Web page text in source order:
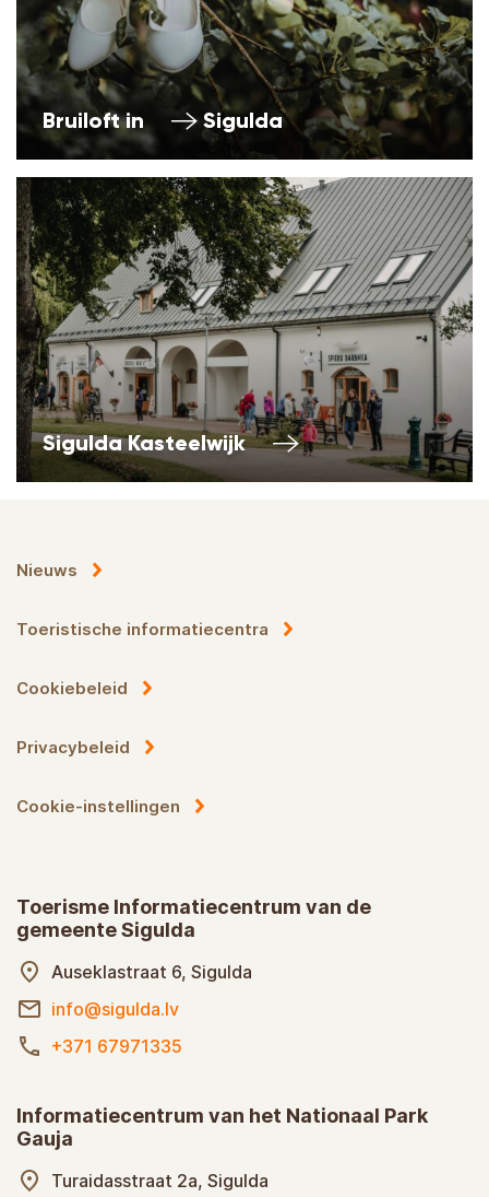
Bruiloft in Sigulda
Sigulda Kasteelwijk
Nieuws
Toeristische informatiecentra
Cookiebeleid
Privacybeleid
Cookie-instellingen
Toerisme Informatiecentrum van de
gemeente Sigulda
Auseklastraat 6, Sigulda
info@sigulda.lv
+371 67971335
Informatiecentrum van het Nationaal Park
Gauja
Turaidasstraat 2a, Sigulda